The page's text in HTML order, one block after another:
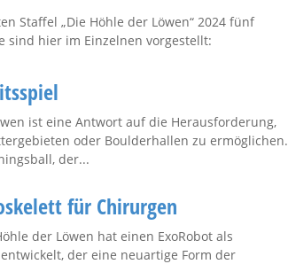
Staffel „Die Höhle der Löwen“ 2024 fünf
sind hier im Einzelnen vorgestellt:
ist eine Antwort auf die Herausforderung,
oder Boulderhallen zu ermöglichen.
der...
für Chirurgen
der Löwen hat einen ExoRobot als
der eine neuartige Form der